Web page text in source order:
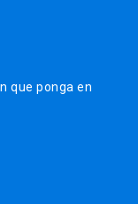
que ponga en